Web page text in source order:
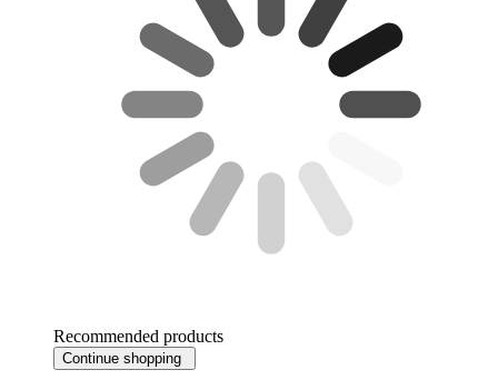
Recommended products
Continue shopping